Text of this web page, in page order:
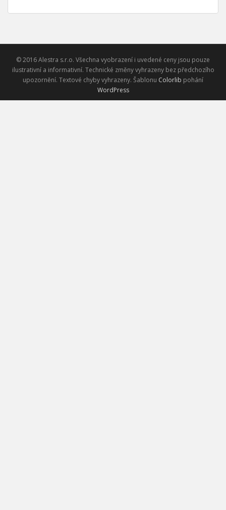
© 2016 Alestra s.r.o. Všechna vyobrazení i uvedené ceny jsou pouze
ilustrativní a informativní. Technické změny vyhrazeny bez předchozího
upozornění. Textové chyby vyhrazeny. Šablonu Colorlib pohání
WordPress